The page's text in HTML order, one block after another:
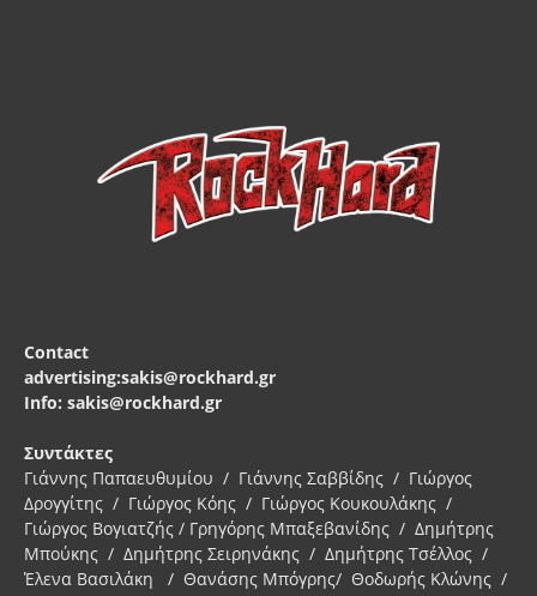
Contact
advertising:sakis@rockhard.gr
Info: sakis@rockhard.gr
Συντάκτες
Γιάννης Παπαευθυμίου / Γιάννης Σαββίδης / Γιώργος
Δρογγίτης / Γιώργος Κόης / Γιώργος Κουκουλάκης /
Γιώργος Βογιατζής / Γρηγόρης Μπαξεβανίδης / Δημήτρης
Μπούκης / Δημήτρης Σειρηνάκης / Δημήτρης Τσέλλος /
Έλενα Βασιλάκη / Θανάσης Μπόγρης/ Θοδωρής Κλώνης /